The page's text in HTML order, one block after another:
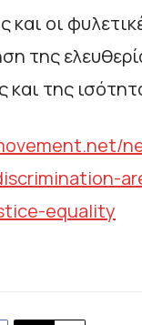
και οι
της
και της
equality